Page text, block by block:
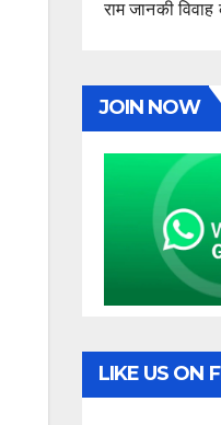
राम जानकी विवाह
JOIN NOW
LIKE US ON